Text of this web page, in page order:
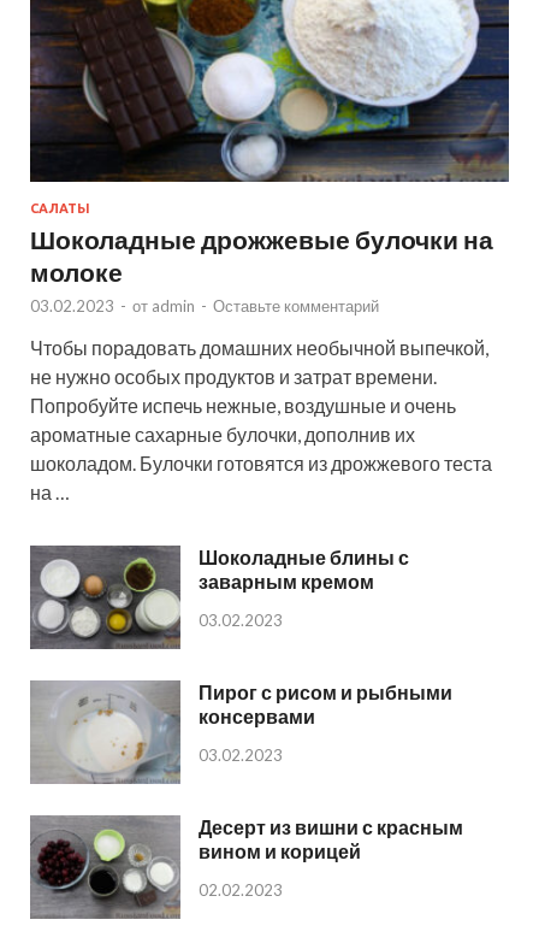
САЛАТЫ
Шоколадные дрожжевые булочки на
молоке
03.02.2023 - от admin - Оставьте комментарий
Чтобы порадовать домашних необычной выпечкой,
не нужно особых продуктов и затрат времени.
Попробуйте испечь нежные, воздушные и очень
ароматные сахарные булочки, дополнив их
шоколадом. Булочки готовятся из дрожжевого теста
на …
Шоколадные блины с
заварным кремом
03.02.2023
Пирог с рисом и рыбными
консервами
03.02.2023
Десерт из вишни с красным
вином и корицей
02.02.2023